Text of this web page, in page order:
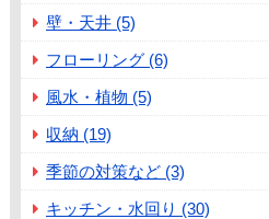
壁・天井 (5)
フローリング (6)
風水・植物 (5)
収納 (19)
季節の対策など (3)
キッチン・水回り (30)